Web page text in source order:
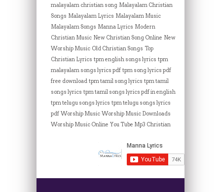
malayalam christian song Malayalam Christian
Songs Malayalam Lyrics Malayalam Music
Malayalam Songs Manna Lyrics Modern
Christian Music New Christian Song Online New
Worship Music Old Christian Songs Top
Christian Lyrics tpm english songs lyrics tpm
malayalam songs lyrics pdf tpm song lyrics pdf
free download tpm tamil song lyrics tpm tamil
songs lyrics tpm tamil songs lyrics pdf in english
tpm telugu songs lyrics tpm telugu songs lyrics
pdf Worship Music Worship Music Downloads
Worship Music Online You Tube Mp3 Christian